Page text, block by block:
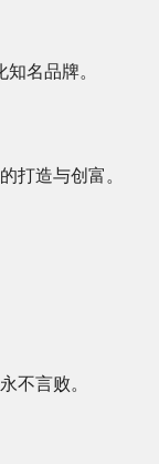
名品牌。
打造与创富。
不言败。